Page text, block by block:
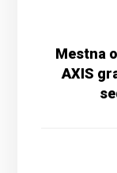
Mestna
AXIS